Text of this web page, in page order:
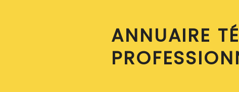
ANNUAIRE